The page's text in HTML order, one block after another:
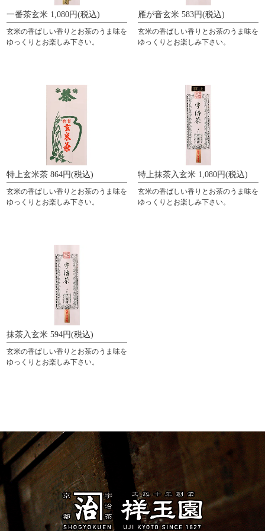
一番茶玄米 1,080円(税込)
玄米の香ばしい香りとお茶のうま味を
ゆっくりとお楽しみ下さい。
雁が音玄米 583円(税込)
玄米の香ばしい香りとお茶のうま味を
ゆっくりとお楽しみ下さい。
特上玄米茶 864円(税込)
玄米の香ばしい香りとお茶のうま味を
ゆっくりとお楽しみ下さい。
特上抹茶入玄米 1,080円(税込)
玄米の香ばしい香りとお茶のうま味を
ゆっくりとお楽しみ下さい。
抹茶入玄米 594円(税込)
玄米の香ばしい香りとお茶のうま味を
ゆっくりとお楽しみ下さい。